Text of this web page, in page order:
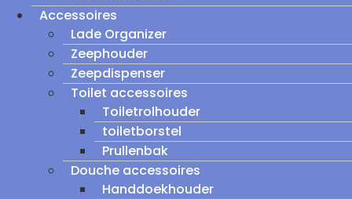
Accessoires
Lade Organizer
Zeephouder
Zeepdispenser
Toilet accessoires
Toiletrolhouder
toiletborstel
Prullenbak
Douche accessoires
Handdoekhouder